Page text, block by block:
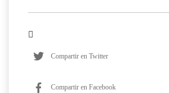
Compartir en Twitter
Compartir en Facebook